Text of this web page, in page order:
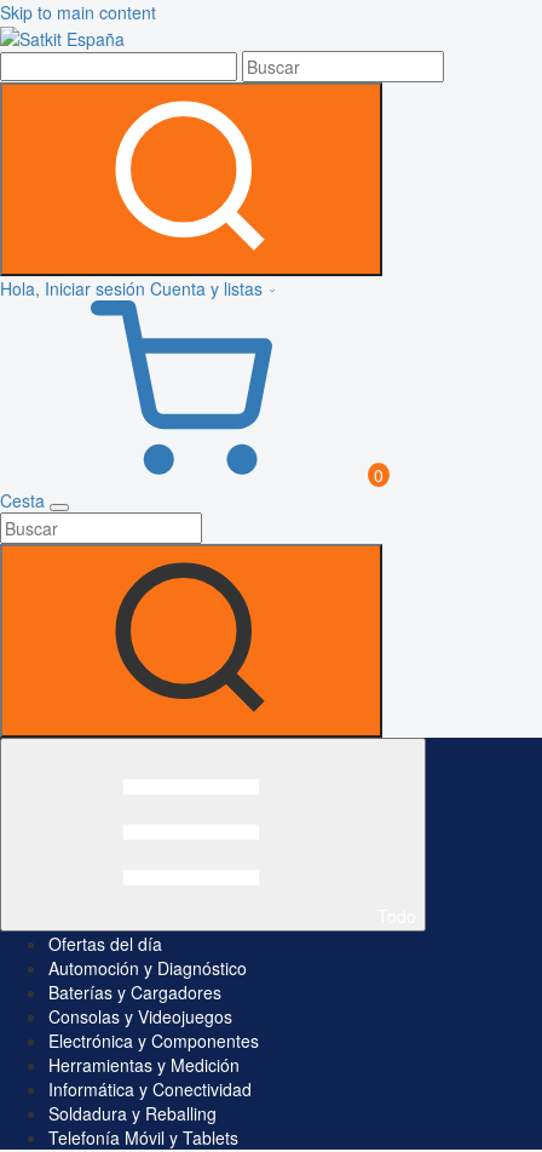
Skip to main content
Hola, Iniciar sesión Cuenta y listas
0
Cesta
Ofertas del día
Automoción y Diagnóstico
Baterías y Cargadores
Consolas y Videojuegos
Electrónica y Componentes
Herramientas y Medición
Informática y Conectividad
Soldadura y Reballing
Telefonía Móvil y Tablets